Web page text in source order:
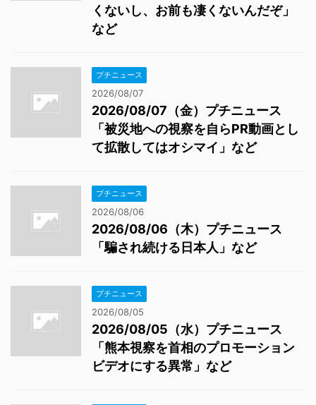
くないし、お前も凄くないんだぞ」
など
プチニュース
2026/08/07
2026/08/07（金）プチニュース
「被災地への視察を自らPR動画とし
て拡散してはオシマイ」など
プチニュース
2026/08/06
2026/08/06（木）プチニュース
「騙され続ける日本人」など
プチニュース
2026/08/05
2026/08/05（水）プチニュース
「熊本視察を首相のプロモーション
ビデオにする異常」など